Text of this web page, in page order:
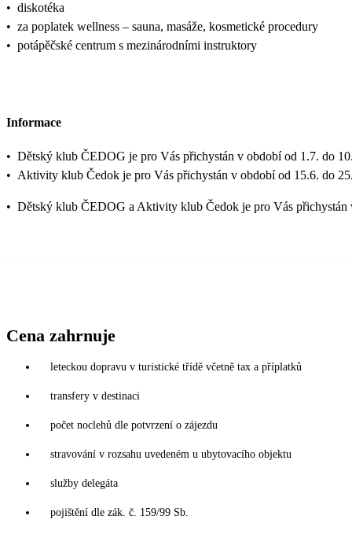
• diskotéka
• za poplatek wellness – sauna, masáže, kosmetické procedury
• potápěčské centrum s mezinárodními instruktory
Informace
• Dětský klub ČEDOG je pro Vás přichystán v období od 1.7. do
• Aktivity klub Čedok je pro Vás přichystán v období od 15.6. do
• Dětský klub ČEDOG a Aktivity klub Čedok je pro Vás přichystán
Cena zahrnuje
leteckou dopravu v turistické třídě včetně tax a příplatků
transfery v destinaci
počet noclehů dle potvrzení o zájezdu
stravování v rozsahu uvedeném u ubytovacího objektu
služby delegáta
pojištění dle zák. č. 159/99 Sb.